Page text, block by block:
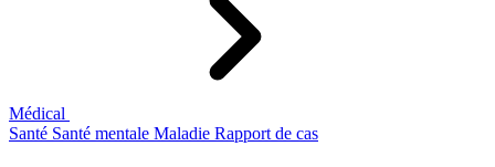
Médical
Santé Santé mentale Maladie Rapport de cas